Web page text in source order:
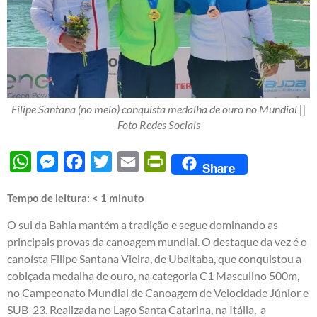
Filipe Santana (no meio) conquista medalha de ouro no Mundial ||
Foto Redes Sociais
WhatsAppMessengerFacebook
Twitter Email PrintFriendly
Share
Tempo de leitura: < 1 minuto
O sul da Bahia mantém a tradição e segue dominando as
principais provas da canoagem mundial. O destaque da vez é o
canoísta Filipe Santana Vieira, de Ubaitaba, que conquistou a
cobiçada medalha de ouro, na categoria C1 Masculino 500m,
no Campeonato Mundial de Canoagem de Velocidade Júnior e
SUB-23. Realizada no Lago Santa Catarina, na Itália, a